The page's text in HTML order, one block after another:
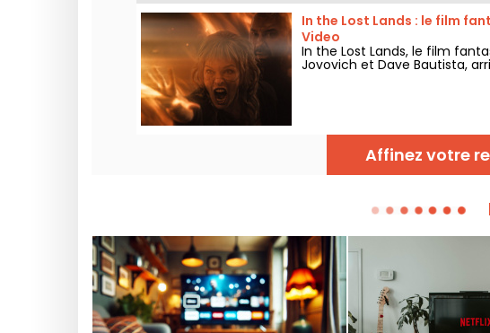
In the Lost Lands : le film
Video
In the Lost Lands, le film
Jovovich et Dave Bautista,
Affinez votre